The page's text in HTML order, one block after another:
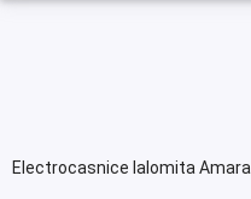
Electrocasnice Ialomita Amara